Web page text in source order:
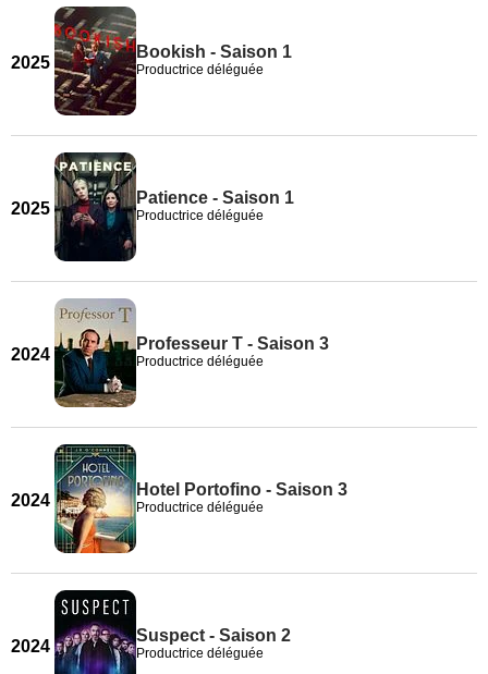
2025
Bookish - Saison 1
Productrice déléguée
2025
Patience - Saison 1
Productrice déléguée
2024
Professeur T - Saison 3
Productrice déléguée
2024
Hotel Portofino - Saison 3
Productrice déléguée
2024
Suspect - Saison 2
Productrice déléguée